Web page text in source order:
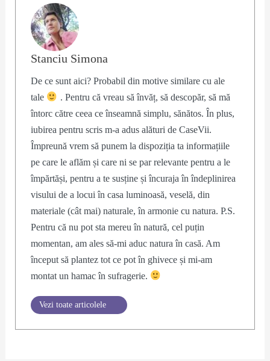
Stanciu Simona
De ce sunt aici? Probabil din motive similare cu ale
tale
. Pentru că vreau să învăț, să descopăr, să mă
întorc către ceea ce înseamnă simplu, sănătos. În plus,
iubirea pentru scris m-a adus alături de CaseVii.
Împreună vrem să punem la dispoziția ta informațiile
pe care le aflăm și care ni se par relevante pentru a le
împărtăși, pentru a te susține și încuraja în îndeplinirea
visului de a locui în casa luminoasă, veselă, din
materiale (cât mai) naturale, în armonie cu natura. P.S.
Pentru că nu pot sta mereu în natură, cel puțin
momentan, am ales să-mi aduc natura în casă. Am
început să plantez tot ce pot în ghivece și mi-am
montat un hamac în sufragerie.